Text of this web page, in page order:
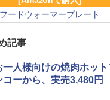
フードウォーマープレート
記事
一人様向けの焼肉ホッ
コーから、実売3,480円